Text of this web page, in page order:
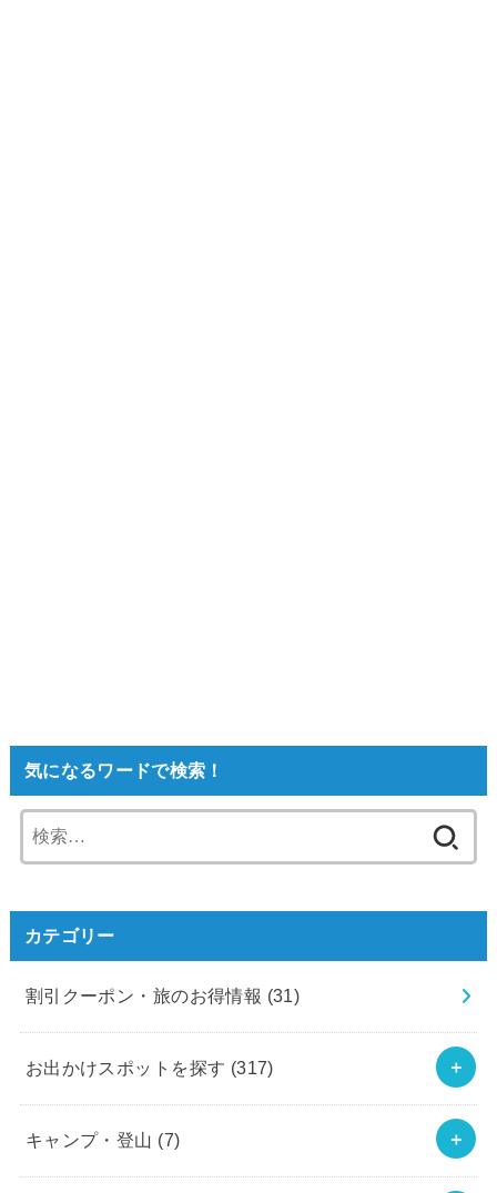
気になるワードで検索！
索:
カテゴリー
割引クーポン・旅のお得情報 (31)
お出かけスポットを探す (317)
キャンプ・登山 (7)